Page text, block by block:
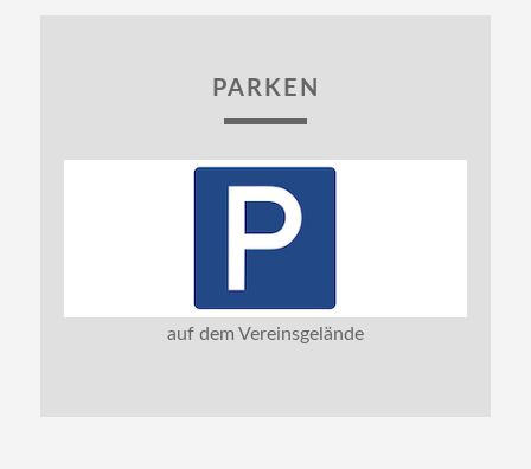
PARKEN
auf dem Vereinsgelände